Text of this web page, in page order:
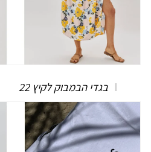
בגדי הבמבוק לקיץ 22